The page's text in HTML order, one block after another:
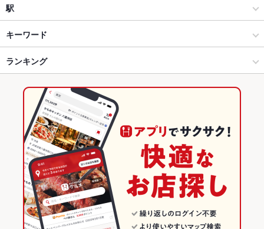
和風
巣鴨・大塚・駒込 × 居酒屋
巣鴨・大塚・駒込 × 和風
巣鴨駅 × 居酒屋
巣鴨駅 × 和風
焼肉・ホルモン
巣鴨・大塚・駒込 × 焼肉・ホルモン
巣鴨・大塚・駒込 × 焼肉
巣鴨
巣鴨 × 居酒屋
巣鴨 × 和風
巣鴨 × 焼肉・ホルモン
巣鴨 × 焼肉
東京 × 居酒屋
東京 × 和風
東京 × 焼肉・ホルモン
駅
駒込駅
巣鴨駅
キーワード
馬刺し にんにく料理
ランキング
東京のグルメランキング
東京の居酒屋ランキング
巣鴨・大塚・駒込のグルメランキング
巣鴨・大塚・駒込の居酒屋ランキング
巣鴨のグルメランキング
巣鴨の居酒屋ランキング